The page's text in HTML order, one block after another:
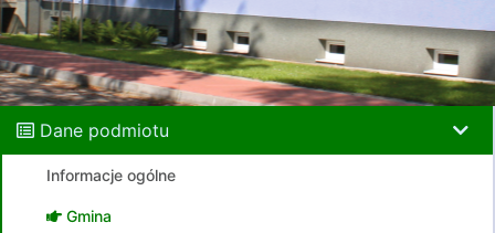
Dane podmiotu
Informacje ogólne
Gmina